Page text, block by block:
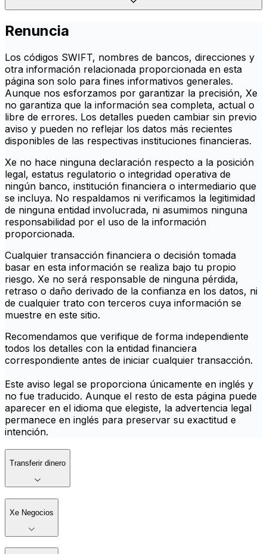
Renuncia
Los códigos SWIFT, nombres de bancos, direcciones y
otra información relacionada proporcionada en esta
página son solo para fines informativos generales.
Aunque nos esforzamos por garantizar la precisión, Xe
no garantiza que la información sea completa, actual o
libre de errores. Los detalles pueden cambiar sin previo
aviso y pueden no reflejar los datos más recientes
disponibles de las respectivas instituciones financieras.
Xe no hace ninguna declaración respecto a la posición
legal, estatus regulatorio o integridad operativa de
ningún banco, institución financiera o intermediario que
se incluya. No respaldamos ni verificamos la legitimidad
de ninguna entidad involucrada, ni asumimos ninguna
responsabilidad por el uso de la información
proporcionada.
Cualquier transacción financiera o decisión tomada
basar en esta información se realiza bajo tu propio
riesgo. Xe no será responsable de ninguna pérdida,
retraso o daño derivado de la confianza en los datos, ni
de cualquier trato con terceros cuya información se
muestre en este sitio.
Recomendamos que verifique de forma independiente
todos los detalles con la entidad financiera
correspondiente antes de iniciar cualquier transacción.
Este aviso legal se proporciona únicamente en inglés y
no fue traducido. Aunque el resto de esta página puede
aparecer en el idioma que elegiste, la advertencia legal
permanece en inglés para preservar su exactitud e
intención.
Transferir dinero
Xe Negocios